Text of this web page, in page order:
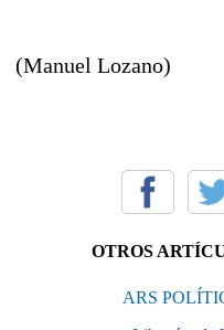
(Manuel Lozano)
OTROS
ARS